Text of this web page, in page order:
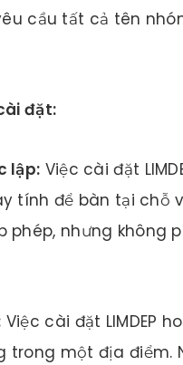
cầu tất cả tên
đặt:
lập: Việc cài đặt
tính để bàn tại
phép, nhưng không
Việc cài đặt LIMDEP
trong một địa điểm.